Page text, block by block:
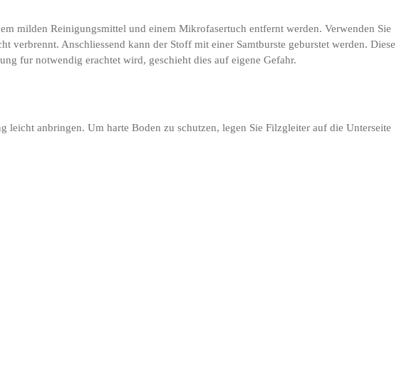
milden Reinigungsmittel und einem Mikrofasertuch entfernt werden. Verwenden Sie
verbrennt. Anschliessend kann der Stoff mit einer Samtburste geburstet werden. Diese
fur notwendig erachtet wird, geschieht dies auf eigene Gefahr.
anbringen. Um harte Boden zu schutzen, legen Sie Filzgleiter auf die Unterseite